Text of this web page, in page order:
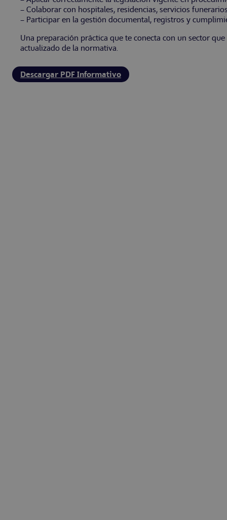
– Colaborar con hospitales, residencias, servicios
– Participar en la gestión documental, registros y
Una preparación práctica que te conecta con un sector
actualizado de la normativa.
Descargar PDF Informativo